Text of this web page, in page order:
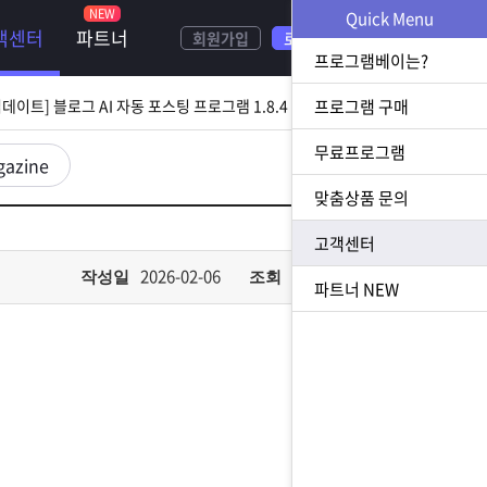
센터 파트너
NEW
회원가입 로그인
[ 2026.08.05 업데이트] 스토어 사업자 디비 추출 프로그램 1.5.9 업데이트
[ 2026.07.31 업데이트] 블로그 AI 자동 포스팅 프로그램 1.8.4 업데이트
이트] N사 쪽지 자동 발송 프로그램 1.3.0 업데이트
[ 2026.07.23 업데이트] 황금 키워드 수집 추출 프로그램 1.1.8 업데이트
작성일 2026-02-06 조회
Quick Menu
프로그램베이는?
프로그램 구매
무료프로그램
맞춤상품 문의
고객센터
파트너 NEW